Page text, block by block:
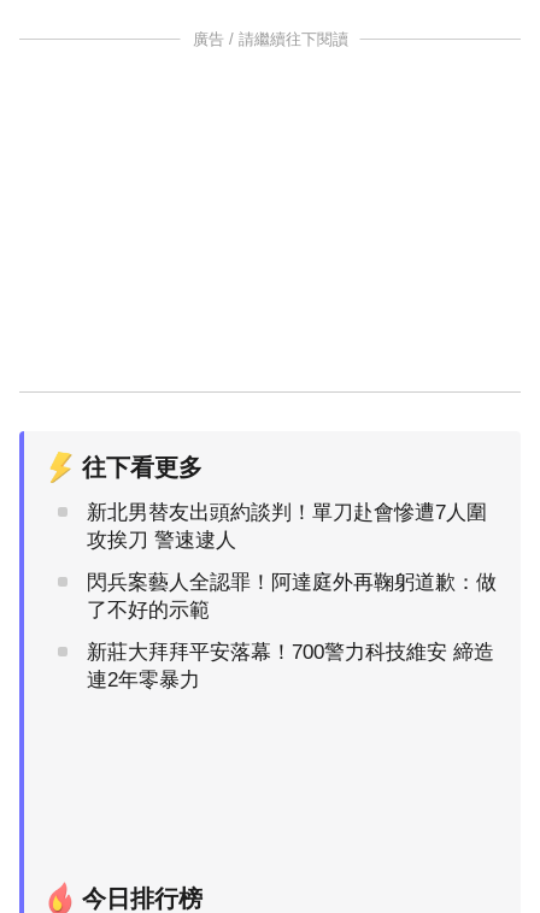
廣告 / 請繼續往下閱讀
往下看更多
新北男替友出頭約談判！單刀赴會慘遭7人圍
攻挨刀 警速逮人
閃兵案藝人全認罪！阿達庭外再鞠躬道歉：做
了不好的示範
新莊大拜拜平安落幕！700警力科技維安 締造
連2年零暴力
今日排行榜